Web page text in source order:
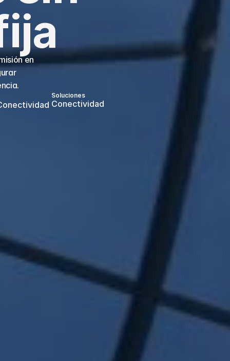
en
Soluciones
Conectividad